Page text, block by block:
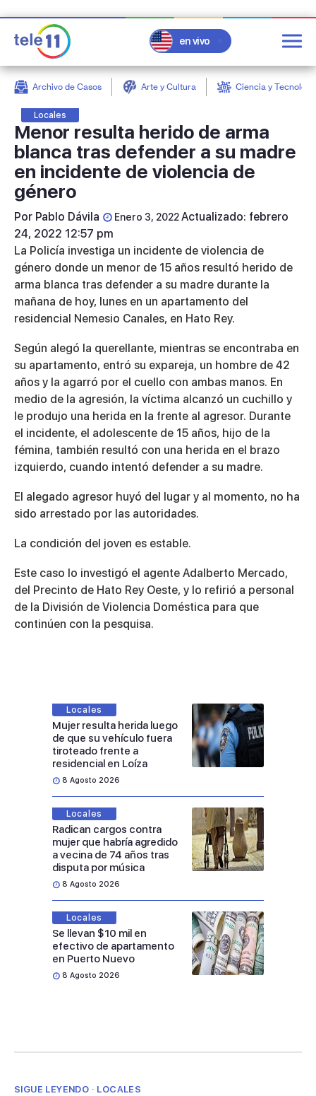
en vivo
Archivo de Casos Arte y Cultura Ciencia y
Locales
Menor resulta herido de arma
blanca tras defender a su madre
en incidente de violencia de
género
Por Pablo Dávila Enero 3, 2022Actualizado: febrero
24, 2022 12:57 pm
La Policía investiga un incidente de violencia de
género donde un menor de 15 años resultó herido de
arma blanca tras defender a su madre durante la
mañana de hoy, lunes en un apartamento del
residencial Nemesio Canales, en Hato Rey.
Según alegó la querellante, mientras se encontraba en
su apartamento, entró su expareja, un hombre de 42
años y la agarró por el cuello con ambas manos. En
medio de la agresión, la víctima alcanzó un cuchillo y
le produjo una herida en la frente al agresor. Durante
el incidente, el adolescente de 15 años, hijo de la
fémina, también resultó con una herida en el brazo
izquierdo, cuando intentó defender a su madre.
El alegado agresor huyó del lugar y al momento, no ha
sido arrestado por las autoridades.
La condición del joven es estable.
Este caso lo investigó el agente Adalberto Mercado,
del Precinto de Hato Rey Oeste, y lo refirió a personal
de la División de Violencia Doméstica para que
continúen con la pesquisa.
Locales
Mujer resulta herida luego
de que su vehículo fuera
tiroteado frente a
residencial en Loíza
8 Agosto 2026
Locales
Radican cargos contra
mujer que habría agredido
a vecina de 74 años tras
disputa por música
8 Agosto 2026
Locales
Se llevan $10 mil en
efectivo de apartamento
en Puerto Nuevo
8 Agosto 2026
SIGUE LEYENDO · LOCALES
post